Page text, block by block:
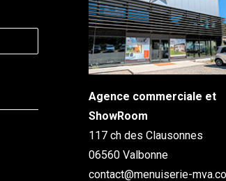
Agence commerciale et
ShowRoom
117 ch des Clausonnes
06560 Valbonne
contact@menuiserie-